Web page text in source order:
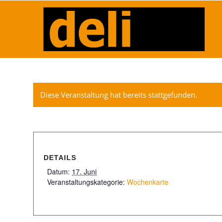
Diese Veranstaltung hat bereits stattgefunden.
DETAILS
Datum: 17. Juni
Veranstaltungskategorie: Wochenkarte